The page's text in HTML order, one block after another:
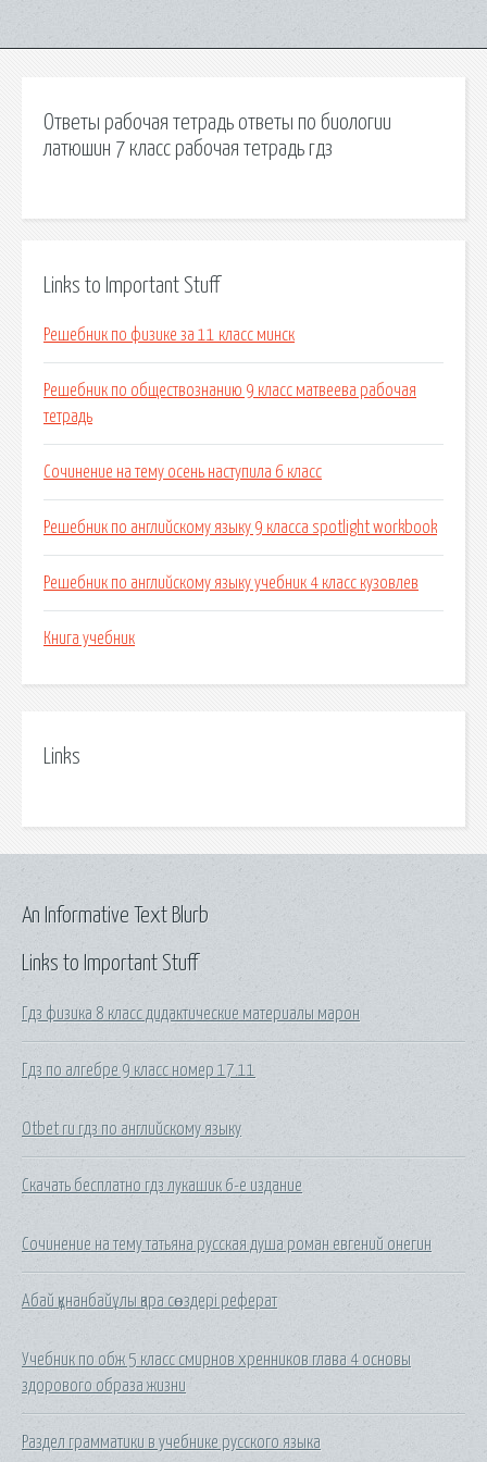
Ответы рабочая тетрадь ответы по биологии
латюшин 7 класс рабочая тетрадь гдз
Links to Important Stuff
Решебник по физике за 11 класс минск
Решебник по обществознанию 9 класс матвеева рабочая
тетрадь
Сочинение на тему осень наступила 6 класс
Решебник по английскому языку 9 класса spotlight workbook
Решебник по английскому языку учебник 4 класс кузовлев
Книга учебник
Links
Links to Important Stuff
Гдз физика 8 класс дидактические материалы марон
Гдз по алгебре 9 класс номер 17.11
Otbet ru гдз по английскому языку
Скачать бесплатно гдз лукашик 6-е издание
Сочинение на тему татьяна русская душа роман евгений онегин
Абай құнанбайұлы қара сөздері реферат
Учебник по обж 5 класс смирнов хренников глава 4 основы
здорового образа жизни
Раздел грамматики в учебнике русского языка
An Informative Text Blurb